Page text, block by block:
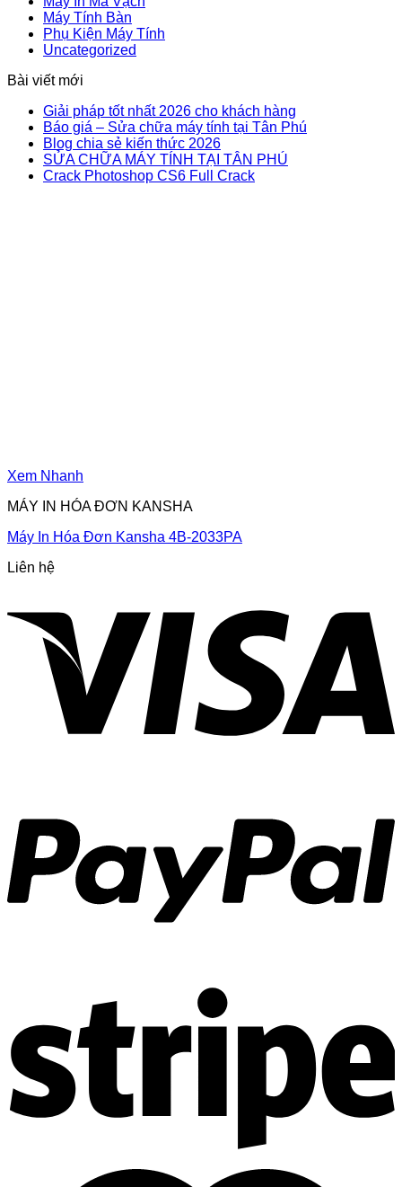
Máy Tính Bàn
Phụ Kiện Máy Tính
Uncategorized
Bài viết mới
Giải pháp tốt nhất 2026 cho khách hàng
Báo giá – Sửa chữa máy tính tại Tân Phú
Blog chia sẻ kiến thức 2026
SỬA CHỮA MÁY TÍNH TẠI TÂN PHÚ
Crack Photoshop CS6 Full Crack
Xem Nhanh
MÁY IN HÓA ĐƠN KANSHA
Máy In Hóa Đơn Kansha 4B-2033PA
Liên hệ